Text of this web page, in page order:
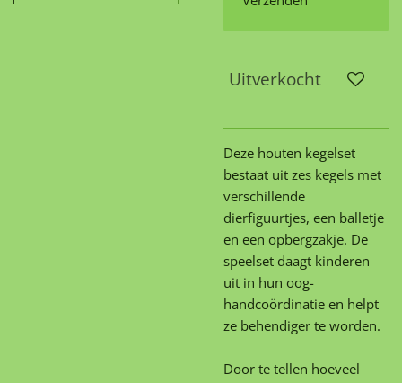
Uitverkocht
Deze houten kegelset
bestaat uit zes kegels met
verschillende
dierfiguurtjes, een balletje
en een opbergzakje. De
speelset daagt kinderen
uit in hun oog-
handcoördinatie en helpt
ze behendiger te worden.
Door te tellen hoeveel